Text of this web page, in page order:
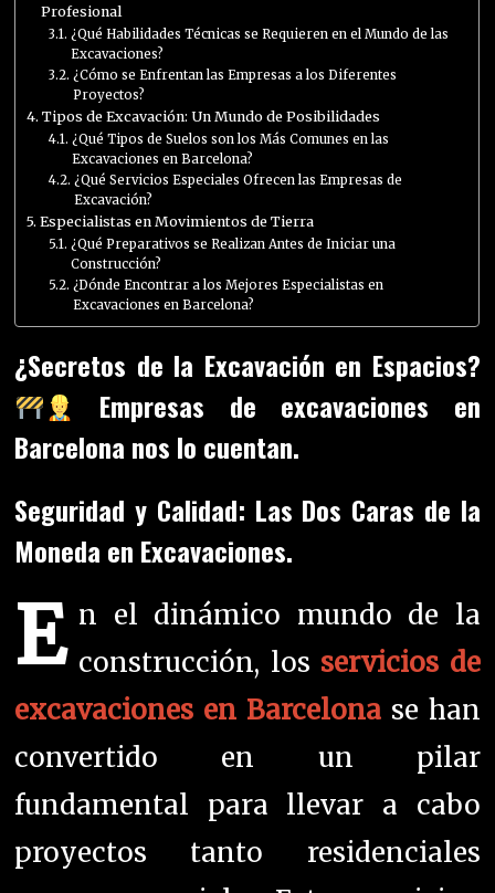
Profesional
¿Qué Habilidades Técnicas se Requieren en el Mundo de las
Excavaciones?
¿Cómo se Enfrentan las Empresas a los Diferentes
Proyectos?
Tipos de Excavación: Un Mundo de Posibilidades
¿Qué Tipos de Suelos son los Más Comunes en las
Excavaciones en Barcelona?
¿Qué Servicios Especiales Ofrecen las Empresas de
Excavación?
Especialistas en Movimientos de Tierra
¿Qué Preparativos se Realizan Antes de Iniciar una
Construcción?
¿Dónde Encontrar a los Mejores Especialistas en
Excavaciones en Barcelona?
¿Secretos de la Excavación en Espacios?
Empresas de excavaciones en
Barcelona nos lo cuentan.
Seguridad y Calidad: Las Dos Caras de la
Moneda en Excavaciones.
E n el dinámico mundo de la
construcción, los servicios de
excavaciones en Barcelona se han
convertido en un pilar
fundamental para llevar a cabo
proyectos tanto residenciales